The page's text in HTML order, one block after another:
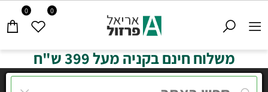
0 0
משלוח חינם בקניה מעל 399 ש"ח